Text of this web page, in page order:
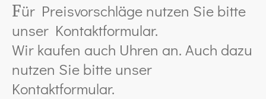
Für Preisvorschläge nutzen Sie bitte
unser Kontaktformular.
Wir kaufen auch Uhren an. Auch dazu
nutzen Sie bitte unser
Kontaktformular.